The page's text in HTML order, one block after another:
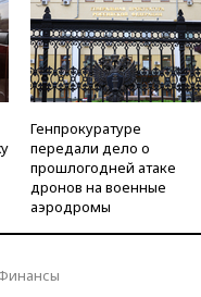
Генпрокуратуре
передали дело о
прошлогодней атаке
дронов на военные
аэродромы